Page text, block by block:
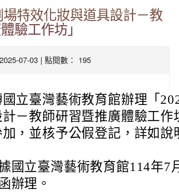
場特效化妝與道具設計－教
驗工作坊」
07-03 | 點閱數： 195
國立臺灣藝術教育館辦理「
計－教師研習暨推廣體驗工
加，並核予公假登記，詳如說
國立臺灣藝術教育館114年7
辦理。